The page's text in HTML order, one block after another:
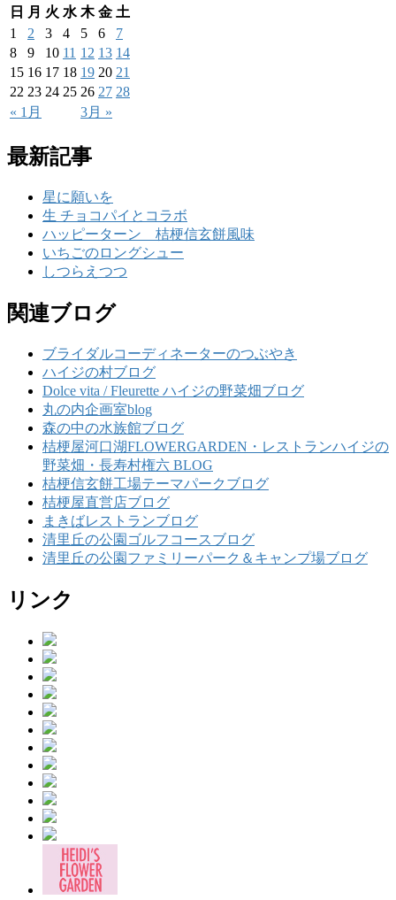
日
月 火 水 木 金 土
« 1月 3月 »
1 2 3 4 5 6
7
8
9 10 11 12 13 14
15 16 17 18 19 20 21
22 23 24 25 26 27 28
最新記事
星に願いを
生 チョコパイとコラボ
ハッピーターン 桔梗信玄餅風味
いちごのロングシュー
しつらえつつ
関連ブログ
ブライダルコーディネーターのつぶやき
ハイジの村ブログ
Dolce vita / Fleurette ハイジの野菜畑ブログ
丸の内企画室blog
森の中の水族館ブログ
桔梗屋河口湖FLOWERGARDEN・レストランハイジの
野菜畑・長寿村権六 BLOG
桔梗信玄餅工場テーマパークブログ
桔梗屋直営店ブログ
まきばレストランブログ
清里丘の公園ゴルフコースブログ
清里丘の公園ファミリーパーク＆キャンプ場ブログ
リンク